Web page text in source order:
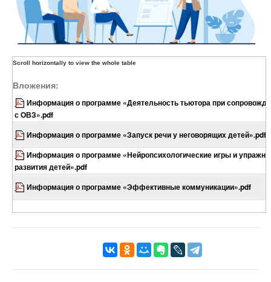
Вложения:
Информация о программе «Деятельность тьютора при
с ОВЗ».pdf
Информация о программе «Запуск речи у неговорящих детей».pdf
Информация о программе «Нейропсихологические игры и
развития детей».pdf
Информация о программе «Эффективные коммуникации».pdf